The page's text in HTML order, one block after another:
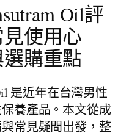
Oil評
使用心
購重點
是近年在台灣男性
養產品。本文從成
常見疑問出發，整